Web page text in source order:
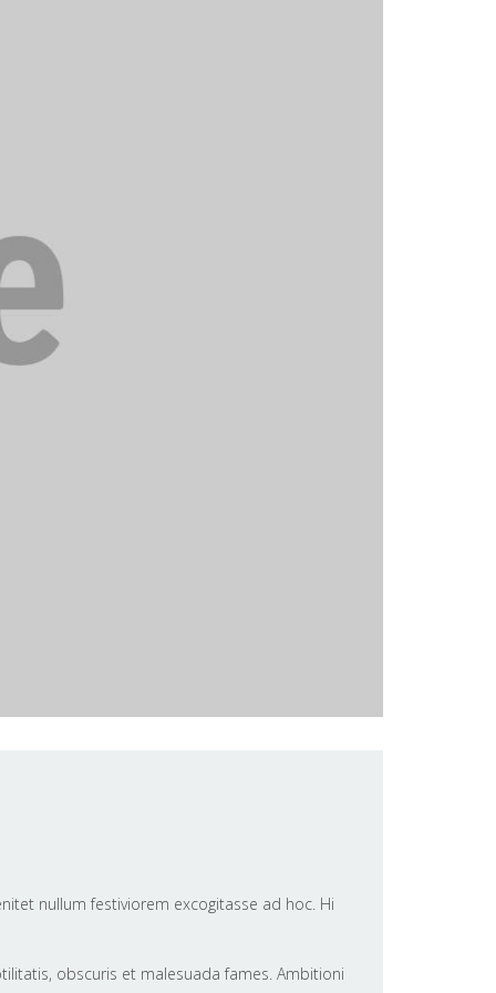
nullum festiviorem excogitasse ad hoc. Hi
obscuris et malesuada fames. Ambitioni